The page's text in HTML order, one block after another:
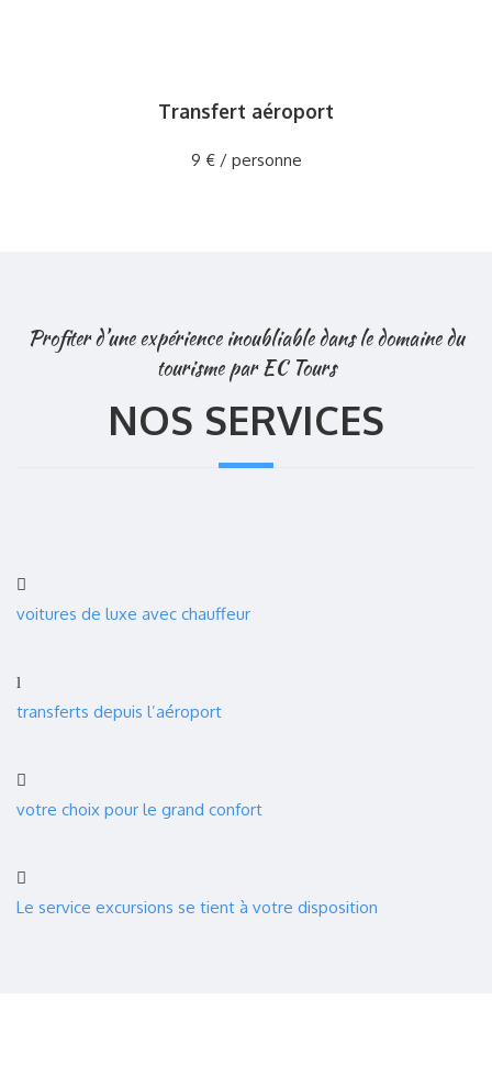
Transfert aéroport
9 € / personne
Profiter d’une expérience inoubliable dans le domaine du
tourisme par EC Tours
NOS SERVICES
voitures de luxe avec chauffeur
transferts depuis l’aéroport
votre choix pour le grand confort
Le service excursions se tient à votre disposition